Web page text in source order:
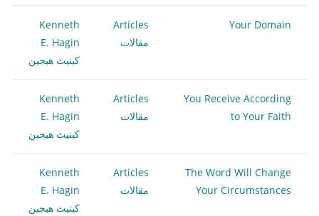
Your Domain
Articles
مقالات
Kenneth
E. Hagin
كينيث هيجين
You Receive According
to Your Faith
Articles
مقالات
Kenneth
E. Hagin
كينيث هيجين
The Word Will Change
Your Circumstances
Articles
مقالات
Kenneth
E. Hagin
كينيث هيجين